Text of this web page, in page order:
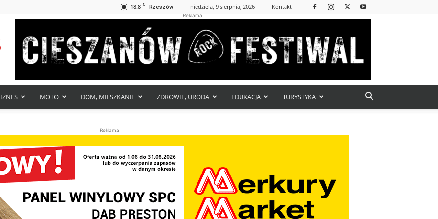
18.8 C Rzeszów niedziela, 9 sierpnia, 2026 Kontakt
Reklama
MOTO DOM, MIESZKANIE ZDROWIE, URODA EDUKACJA TURYSTYKA
Reklama